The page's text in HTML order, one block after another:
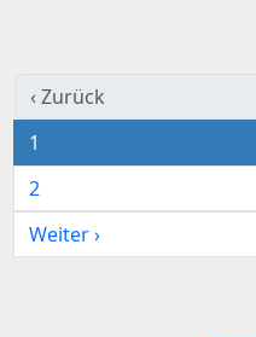
‹ Zurück
1
2
Weiter ›